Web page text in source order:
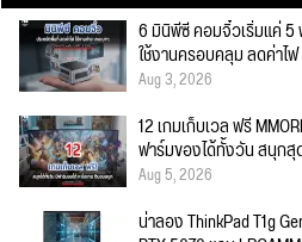
6 มินิพีซี คอมจิ๋วเริ่มแค่
ใช้งานครอบคลุม ลดค่าไ
Aug 3, 2026
12 เกมเก็บเวล ฟรี
ฟาร์มของได้ทั้งวัน สนุก
Aug 5, 2026
น่าลอง ThinkPad T1g